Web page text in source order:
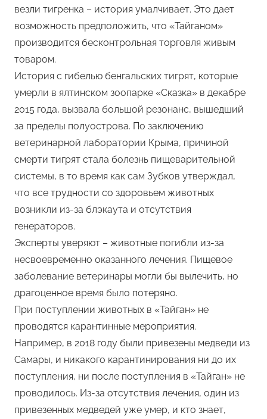
везли тигренка – история умалчивает. Это дает
возможность предположить, что «Тайганом»
производится бесконтрольная торговля живым
товаром.
История с гибелью бенгальских тигрят, которые
умерли в ялтинском зоопарке «Сказка» в декабре
2015 года, вызвала большой резонанс, вышедший
за пределы полуострова. По заключению
ветеринарной лаборатории Крыма, причиной
смерти тигрят стала болезнь пищеварительной
системы, в то время как сам Зубков утверждал,
что все трудности со здоровьем животных
возникли из-за блэкаута и отсутствия
генераторов.
Эксперты уверяют – животные погибли из-за
несвоевременно оказанного лечения. Пищевое
заболевание ветеринары могли бы вылечить, но
драгоценное время было потеряно.
При поступлении животных в «Тайган» не
проводятся карантинные мероприятия.
Например, в 2018 году были привезены медведи из
Самары, и никакого карантинирования ни до их
поступления, ни после поступления в «Тайган» не
проводилось. Из-за отсутствия лечения, один из
привезенных медведей уже умер, и кто знает,